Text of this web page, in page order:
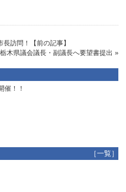
訪問！【前の記事】
栃木県議会議長・副議長へ要望書提出 »
！！
［一覧］